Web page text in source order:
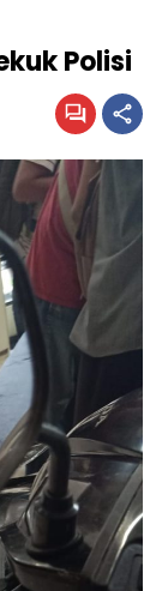
Polisi